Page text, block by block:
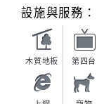
設施與服務：
木質地板 第四台